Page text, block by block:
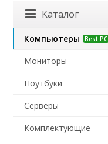
Каталог
Компьютеры Best PC
Мониторы
Ноутбуки
Серверы
Комплектующие